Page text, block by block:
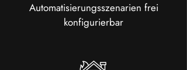
Automatisierungsszenarien frei
konfigurierbar